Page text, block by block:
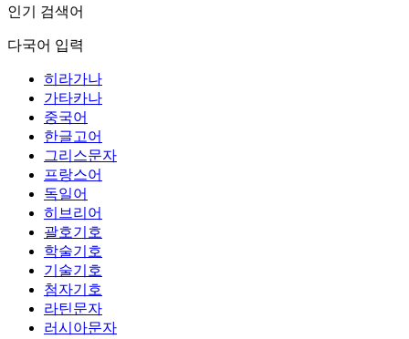
인기 검색어
다국어 입력
히라가나
가타카나
중국어
한글고어
그리스문자
프랑스어
독일어
히브리어
괄호기호
학술기호
기술기호
첨자기호
라틴문자
러시아문자